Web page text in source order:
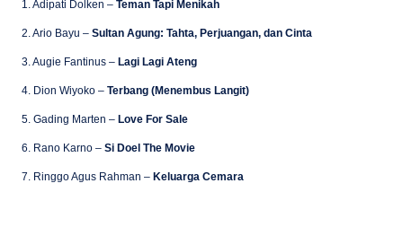
1. Adipati Dolken – Teman Tapi Menikah
2. Ario Bayu – Sultan Agung: Tahta, Perjuangan, dan Cinta
3. Augie Fantinus – Lagi Lagi Ateng
4. Dion Wiyoko – Terbang (Menembus Langit)
5. Gading Marten – Love For Sale
6. Rano Karno – Si Doel The Movie
7. Ringgo Agus Rahman – Keluarga Cemara